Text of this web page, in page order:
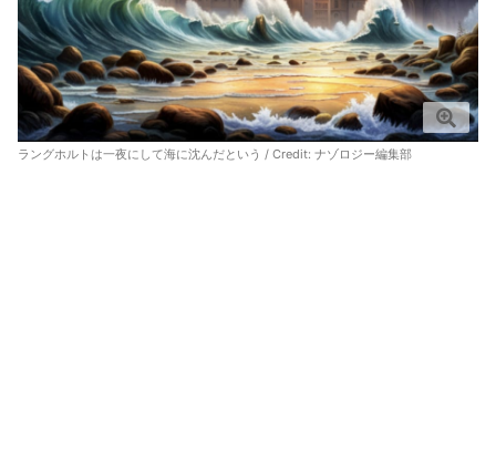
ラングホルトは一夜にして海に沈んだという / Credit: ナゾロジー編集部